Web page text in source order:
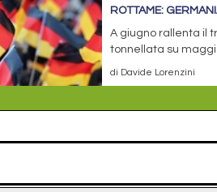
ROTTAME:
A giugno rallenta il
tonnellata su
di Davide Lorenzini